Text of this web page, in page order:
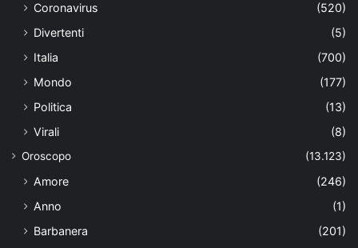
Coronavirus
(520)
Divertenti
(5)
Italia
(700)
Mondo
(177)
Politica
(13)
Virali
(8)
Oroscopo (13.123)
Amore
(246)
Anno
(1)
Barbanera
(201)